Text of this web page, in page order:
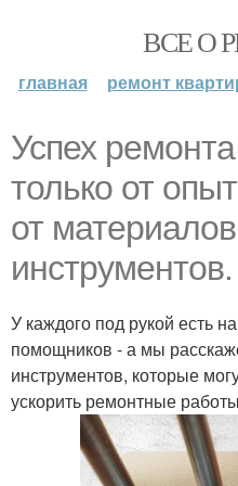
ВСЕ О
главная ремонт
Успех
только от
от
инструментов.
У каждого под рукой есть
помощников - а мы
инструментов, которые
ускорить ремонтные работы